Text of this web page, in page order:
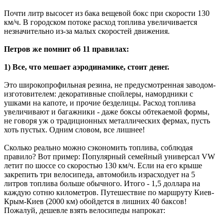
Почти литр высосет из бака вещевой бокс при скорости 130
км/ч. В городском потоке расход топлива увеличивается
незначительно из-за малых скоростей движения.
Петров же помнит об 11 правилах:
1) Все, что мешает аэродинамике, стоит денег.
Это широкопрофильная резина, не предусмотренная заводом-
изготовителем: декоративные спойлеры, намордники с
ушками на капоте, и прочие безделицы. Расход топлива
увеличивают и багажники - даже боксы обтекаемой формы,
не говоря уж о традиционных металлических фермах, пусть
хоть пустых. Одним словом, все лишнее!
Сколько реально можно сэкономить топлива, соблюдая
правило? Вот пример: Популярный семейный универсал VW
летит по шоссе со скоростью 130 км/ч. Если на его крыше
закрепить три велосипеда, автомобиль израсходует на 5
литров топлива больше обычного. Итого - 1,5 доллара на
каждую сотню километров. Путешествие по маршруту Киев-
Крым-Киев (2000 км) обойдется в лишних 40 баксов!
Пожалуй, дешевле взять велосипеды напрокат: